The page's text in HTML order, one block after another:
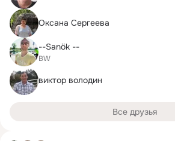
Оксана Сергеева
--Sanök --
BW
виктор володин
Все друзья